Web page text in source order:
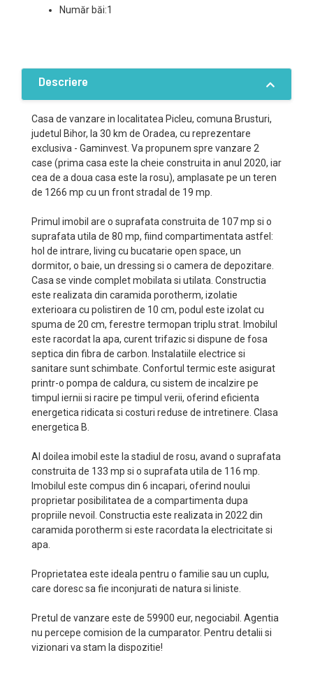
Număr băi:1
Descriere
Casa de vanzare in localitatea Picleu, comuna Brusturi,
judetul Bihor, la 30 km de Oradea, cu reprezentare
exclusiva - Gaminvest. Va propunem spre vanzare 2
case (prima casa este la cheie construita in anul 2020, iar
cea de a doua casa este la rosu), amplasate pe un teren
de 1266 mp cu un front stradal de 19 mp.
Primul imobil are o suprafata construita de 107 mp si o
suprafata utila de 80 mp, fiind compartimentata astfel:
hol de intrare, living cu bucatarie open space, un
dormitor, o baie, un dressing si o camera de depozitare.
Casa se vinde complet mobilata si utilata. Constructia
este realizata din caramida porotherm, izolatie
exterioara cu polistiren de 10 cm, podul este izolat cu
spuma de 20 cm, ferestre termopan triplu strat. Imobilul
este racordat la apa, curent trifazic si dispune de fosa
septica din fibra de carbon. Instalatiile electrice si
sanitare sunt schimbate. Confortul termic este asigurat
printr-o pompa de caldura, cu sistem de incalzire pe
timpul iernii si racire pe timpul verii, oferind eficienta
energetica ridicata si costuri reduse de intretinere. Clasa
energetica B.
Al doilea imobil este la stadiul de rosu, avand o suprafata
construita de 133 mp si o suprafata utila de 116 mp.
Imobilul este compus din 6 incapari, oferind noului
proprietar posibilitatea de a compartimenta dupa
propriile nevoil. Constructia este realizata in 2022 din
caramida porotherm si este racordata la electricitate si
apa.
Proprietatea este ideala pentru o familie sau un cuplu,
care doresc sa fie inconjurati de natura si liniste.
Pretul de vanzare este de 59900 eur, negociabil. Agentia
nu percepe comision de la cumparator. Pentru detalii si
vizionari va stam la dispozitie!